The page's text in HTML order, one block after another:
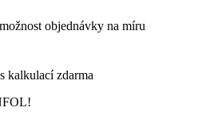
objednávky na míru
kalkulací zdarma